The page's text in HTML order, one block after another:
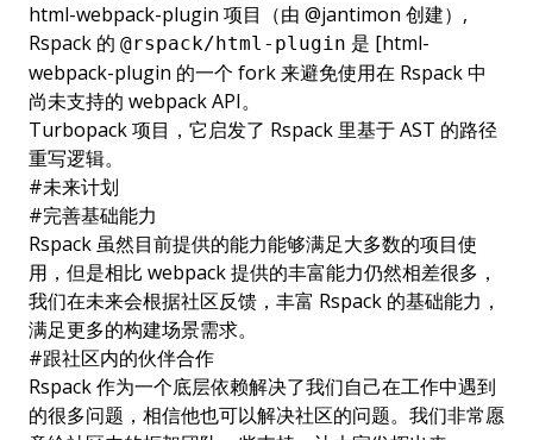
html-webpack-plugin 项目（由 @jantimon 创建）,
Rspack 的 @rspack/html-plugin 是 [html-
webpack-plugin 的一个 fork 来避免使用在 Rspack 中
尚未支持的 webpack API。
Turbopack项目，它启发了 Rspack 里基于 AST 的路径
重写逻辑。
#未来计划
#完善基础能力
Rspack 虽然目前提供的能力能够满足大多数的项目使
用，但是相比 webpack 提供的丰富能力仍然相差很多，
我们在未来会根据社区反馈，丰富 Rspack 的基础能力，
满足更多的构建场景需求。
#跟社区内的伙伴合作
Rspack 作为一个底层依赖解决了我们自己在工作中遇到
的很多问题，相信他也可以解决社区的问题。我们非常愿